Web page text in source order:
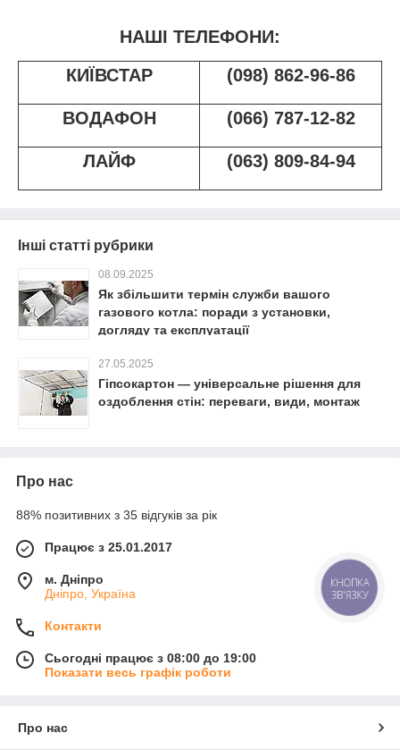
НАШІ ТЕЛЕФОНИ:
КИЇВСТАР
(098) 862-96-86
ВОДАФОН (066) 787-12-82
ЛАЙФ (063) 809-84-94
Інші статті рубрики
08.09.2025
Як збільшити термін служби вашого
газового котла: поради з установки,
догляду та експлуатації
27.05.2025
Гіпсокартон — універсальне рішення для
оздоблення стін: переваги, види, монтаж
Про нас
88% позитивних з 35 відгуків за рік
Працює з 25.01.2017
м. Дніпро
Дніпро, Україна
Контакти
Сьогодні працює з 08:00 до 19:00
Показати весь графік роботи
Про нас
КНОПКА
ЗВ'ЯЗКУ